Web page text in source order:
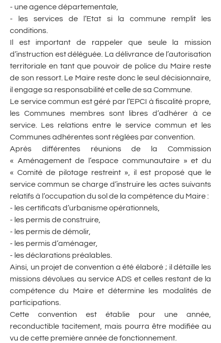
- une agence départementale,
- les services de l’Etat si la commune remplit les
conditions.
Il est important de rappeler que seule la mission
d’instruction est déléguée. La délivrance de l’autorisation
territoriale en tant que pouvoir de police du Maire reste
de son ressort. Le Maire reste donc le seul décisionnaire,
il engage sa responsabilité et celle de sa Commune.
Le service commun est géré par l’EPCI à fiscalité propre,
les Communes membres sont libres d’adhérer à ce
service. Les relations entre le service commun et les
Communes adhérentes sont réglées par convention.
Après différentes réunions de la Commission
« Aménagement de l’espace communautaire » et du
« Comité de pilotage restreint », il est proposé que le
service commun se charge d’instruire les actes suivants
relatifs à l’occupation du sol de la compétence du Maire :
- les certificats d’urbanisme opérationnels,
- les permis de construire,
- les permis de démolir,
- les permis d’aménager,
- les déclarations préalables.
Ainsi, un projet de convention a été élaboré ; il détaille les
missions dévolues au service ADS et celles restant de la
compétence du Maire et détermine les modalités de
participations.
Cette convention est établie pour une année,
reconductible tacitement, mais pourra être modifiée au
vu de cette première année de fonctionnement.